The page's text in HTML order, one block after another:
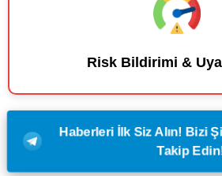
Risk Bildirimi &
Haberleri İlk Siz Alın! Bizi
Takip